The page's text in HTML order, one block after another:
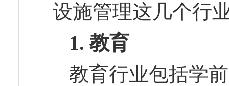
设施管理这几个行
1.教育
教育行业包括学